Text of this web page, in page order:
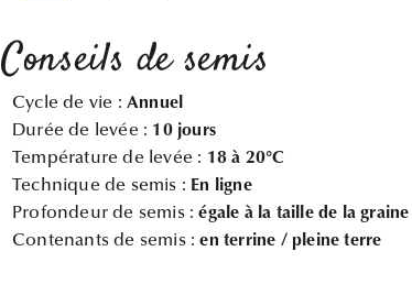
Conseils de semis
Cycle de vie : Annuel
Durée de levée : 10 jours
Température de levée : 18 à 20°C
Technique de semis : En ligne
Profondeur de semis :égale à la taille de la graine
Contenants de semis :en terrine / pleine terre